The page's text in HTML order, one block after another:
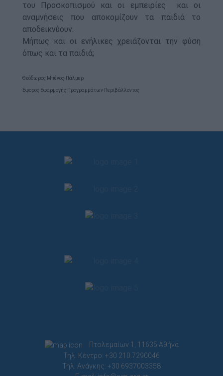
του Προσκοπισμού και οι εμπειρίες και οι
αναμνήσεις που αποκομίζουν τα παιδιά το
αποδεικνύουν.
Μήπως και οι ενήλικες χρειάζονται την φύση
όπως και τα παιδιά;
Θεόδωρος Μπένος-Πάλμερ
Έφορος Εφαρμογής Προγραμμάτων Περιβάλλοντος
Πτολεμαίων 1, 11635 Αθήνα
Τηλ. Κέντρο: +30 210.7290046
Τηλ. Ανάγκης: +30 6937003358